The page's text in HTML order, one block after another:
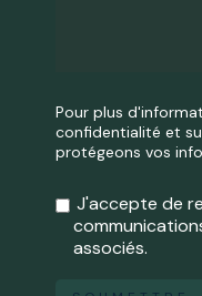
Pour plus
confidentialité et
protégeons vos
J'accepte de
associés.